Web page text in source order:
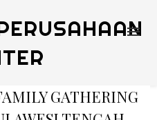
GATHERING